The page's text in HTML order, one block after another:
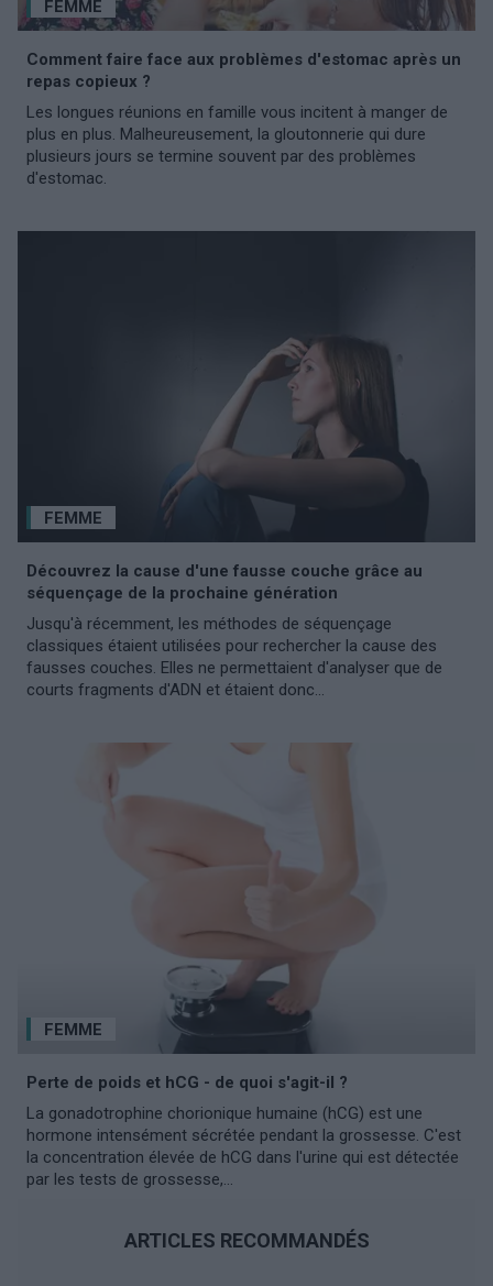
FEMME
Comment faire face aux problèmes d'estomac après un
repas copieux ?
Les longues réunions en famille vous incitent à manger de
plus en plus. Malheureusement, la gloutonnerie qui dure
plusieurs jours se termine souvent par des problèmes
d'estomac.
FEMME
Découvrez la cause d'une fausse couche grâce au
séquençage de la prochaine génération
Jusqu'à récemment, les méthodes de séquençage
classiques étaient utilisées pour rechercher la cause des
fausses couches. Elles ne permettaient d'analyser que de
courts fragments d'ADN et étaient donc...
FEMME
Perte de poids et hCG - de quoi s'agit-il ?
La gonadotrophine chorionique humaine (hCG) est une
hormone intensément sécrétée pendant la grossesse. C'est
la concentration élevée de hCG dans l'urine qui est détectée
par les tests de grossesse,...
ARTICLES RECOMMANDÉS